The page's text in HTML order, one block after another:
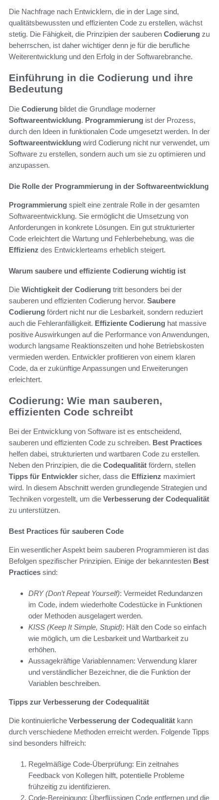
Die Nachfrage nach Entwicklern, die in der Lage sind,
qualitätsbewussten und effizienten Code zu erstellen, wächst
stetig. Die Fähigkeit, die Prinzipien der sauberen Codierung zu
beherrschen, ist daher wichtiger denn je für die berufliche
Weiterentwicklung und den Erfolg in der Softwarebranche.
Einführung in die Codierung und ihre
Bedeutung
Die Codierung bildet die Grundlage moderner
Softwareentwicklung. Programmierung ist der Prozess,
durch den Ideen in funktionalen Code umgesetzt werden. In der
Softwareentwicklung wird Codierung nicht nur verwendet, um
Software zu erstellen, sondern auch um sie zu optimieren und
anzupassen.
Die Rolle der Programmierung in der Softwareentwicklung
Programmierung spielt eine zentrale Rolle in der gesamten
Softwareentwicklung. Sie ermöglicht die Umsetzung von
Anforderungen in konkrete Lösungen. Ein gut strukturierter
Code erleichtert die Wartung und Fehlerbehebung, was die
Effizienz des Entwicklerteams erheblich steigert.
Warum saubere und effiziente Codierung wichtig ist
Die Wichtigkeit der Codierung tritt besonders bei der
sauberen und effizienten Codierung hervor. Saubere
Codierung fördert nicht nur die Lesbarkeit, sondern reduziert
auch die Fehleranfälligkeit. Effiziente Codierung hat massive
positive Auswirkungen auf die Performance von Anwendungen,
wodurch langsame Reaktionszeiten und hohe Betriebskosten
vermieden werden. Entwickler profitieren von einem klaren
Code, da er zukünftige Anpassungen und Erweiterungen
erleichtert.
Codierung: Wie man sauberen,
effizienten Code schreibt
Bei der Entwicklung von Software ist es entscheidend,
sauberen und effizienten Code zu schreiben. Best Practices
helfen dabei, strukturierten und wartbaren Code zu erstellen.
Neben den Prinzipien, die die Codequalität fördern, stellen
Tipps für Entwickler sicher, dass die Effizienz maximiert
wird. In diesem Abschnitt werden grundlegende Strategien und
Techniken vorgestellt, um die Verbesserung der Codequalität
zu unterstützen.
Best Practices für sauberen Code
Ein wesentlicher Aspekt beim sauberen Programmieren ist das
Befolgen spezifischer Prinzipien. Einige der bekanntesten Best
Practices sind:
DRY (Don’t Repeat Yourself): Vermeidet Redundanzen
im Code, indem wiederholte Codestücke in Funktionen
oder Methoden ausgelagert werden.
KISS (Keep It Simple, Stupid): Hält den Code so einfach
wie möglich, um die Lesbarkeit und Wartbarkeit zu
erhöhen.
Aussagekräftige Variablennamen: Verwendung klarer
und verständlicher Bezeichner, die die Funktion der
Variablen beschreiben.
Tipps zur Verbesserung der Codequalität
Die kontinuierliche Verbesserung der Codequalität kann
durch verschiedene Methoden erreicht werden. Folgende Tipps
sind besonders hilfreich:
Regelmäßige Code-Überprüfung: Ein zeitnahes
Feedback von Kollegen hilft, potentielle Probleme
frühzeitig zu identifizieren.
Code-Bereinigung: Überflüssigen Code entfernen und die